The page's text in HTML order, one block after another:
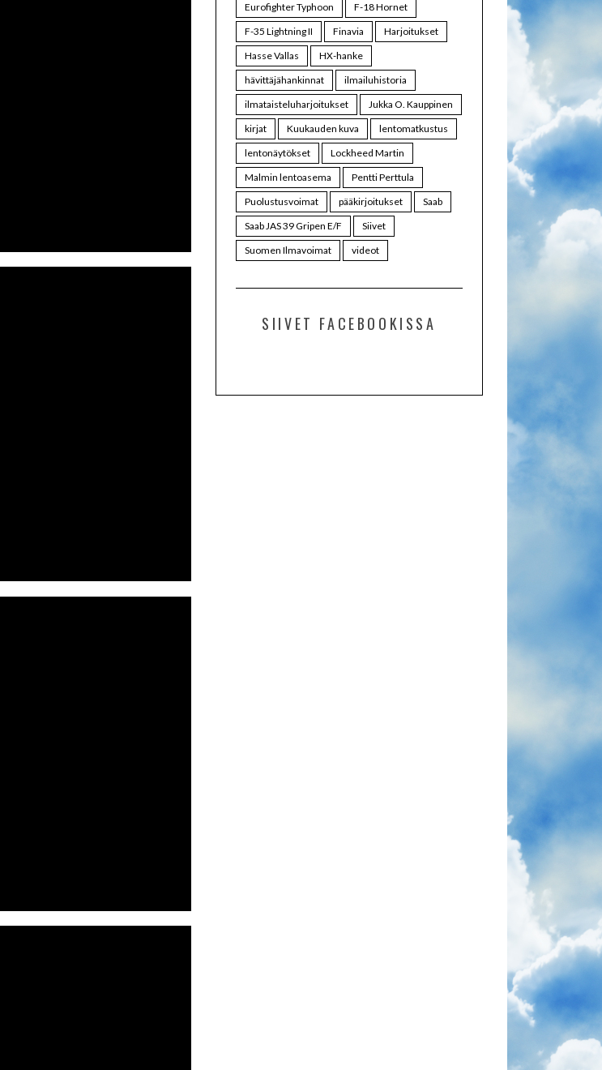
Eurofighter Typhoon
F-18 Hornet
F-35 Lightning II
Finavia
Harjoitukset
Hasse Vallas
HX-hanke
hävittäjähankinnat
ilmailuhistoria
ilmataisteluharjoitukset
Jukka O. Kauppinen
kirjat
Kuukauden kuva
lentomatkustus
lentonäytökset
Lockheed Martin
Malmin lentoasema
Pentti Perttula
Puolustusvoimat
pääkirjoitukset
Saab
Saab JAS 39 Gripen E/F
Siivet
Suomen Ilmavoimat
videot
SIIVET FACEBOOKISSA